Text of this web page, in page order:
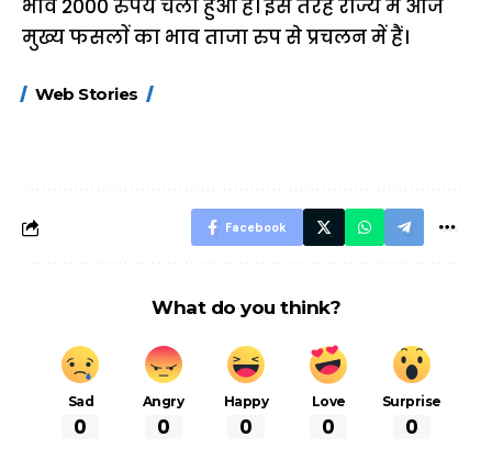
भाव 2000 रुपये चला हुआ है। इस तरह राज्य में आज
मुख्य फसलाें का भाव ताजा रुप से प्रचलन में हैं।
Web Stories
FASTag के ये नए
Facebook
What do you think?
Sad
0
Angry
0
Happy
0
Love
0
Surprise
0